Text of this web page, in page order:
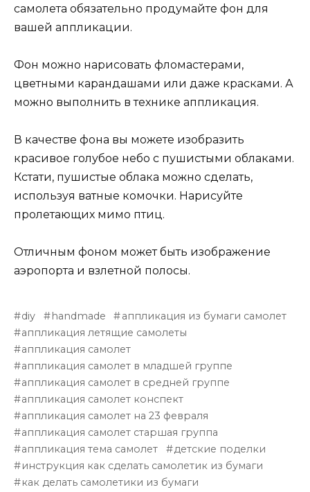
самолета обязательно продумайте фон для
вашей аппликации.
Фон можно нарисовать фломастерами,
цветными карандашами или даже красками. А
можно выполнить в технике аппликация.
В качестве фона вы можете изобразить
красивое голубое небо с пушистыми облаками.
Кстати, пушистые облака можно сделать,
используя ватные комочки. Нарисуйте
пролетающих мимо птиц.
Отличным фоном может быть изображение
аэропорта и взлетной полосы.
diy handmade
аппликация из бумаги самолет
аппликация летящие самолеты
аппликация самолет
аппликация самолет в младшей группе
аппликация самолет в средней группе
аппликация самолет конспект
аппликация самолет на 23 февраля
аппликация самолет старшая группа
аппликация тема самолет
детские поделки
инструкция как сделать самолетик из бумаги
как делать самолетики из бумаги